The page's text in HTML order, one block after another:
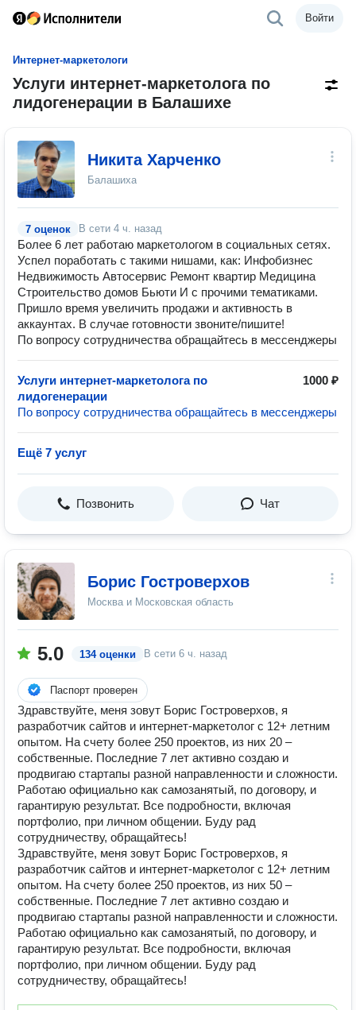
Войти
Интернет-маркетологи
Услуги интернет-маркетолога по
лидогенерации в Балашихе
Никита Харченко
Балашиха
7 оценок В сети 4 ч. назад
Более 6 лет работаю маркетологом в социальных сетях.
Успел поработать с такими нишами, как: Инфобизнес
Недвижимость Автосервис Ремонт квартир Медицина
Строительство домов Бьюти И с прочими тематиками.
Пришло время увеличить продажи и активность в
аккаунтах. В случае готовности звоните/пишите!
По вопросу сотрудничества обращайтесь в мессенджеры
Услуги интернет-маркетолога по
лидогенерации
1000 ₽
По вопросу сотрудничества обращайтесь в мессенджеры
Ещё 7 услуг
Позвонить Чат
Борис Гостроверхов
Москва и Московская область
5.0 134 оценки В сети 6 ч. назад
Паспорт проверен
Здравствуйте, меня зовут Борис Гостроверхов, я
разработчик сайтов и интернет-маркетолог с 12+ летним
опытом. На счету более 250 проектов, из них 20 –
собственные. Последние 7 лет активно создаю и
продвигаю стартапы разной направленности и сложности.
Работаю официально как самозанятый, по договору, и
гарантирую результат. Все подробности, включая
портфолио, при личном общении. Буду рад
сотрудничеству, обращайтесь!
Здравствуйте, меня зовут Борис Гостроверхов, я
разработчик сайтов и интернет-маркетолог с 12+ летним
опытом. На счету более 250 проектов, из них 50 –
собственные. Последние 7 лет активно создаю и
продвигаю стартапы разной направленности и сложности.
Работаю официально как самозанятый, по договору, и
гарантирую результат. Все подробности, включая
портфолио, при личном общении. Буду рад
сотрудничеству, обращайтесь!